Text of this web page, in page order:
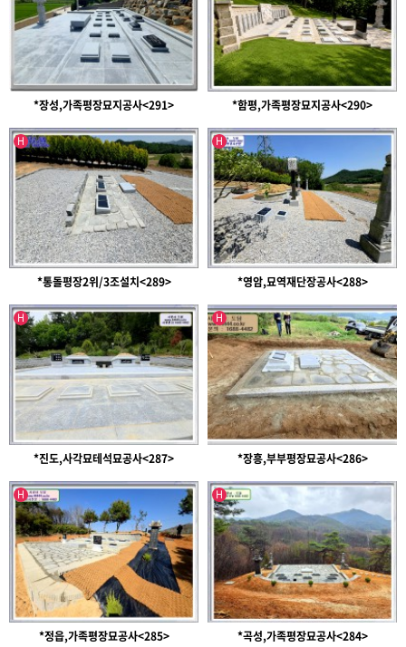
*장성,가족평장묘지공사<291> *함평,가족평장묘지공사<290>
H
인기글
*통돌평장2위/3조설치<289>
H
인기글
*영암,묘역재단장공사<288>
H
인기글
*진도,사각묘테석묘공사<287>
H
인기글
*장흥,부부평장묘공사<286>
H
인기글
*정읍,가족평장묘공사<285>
H
인기글
*곡성,가족평장묘공사<284>